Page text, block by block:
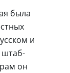
была
и
штаб-
он